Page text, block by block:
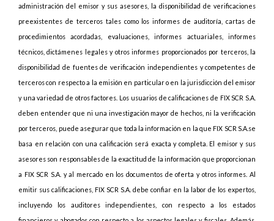
administración del emisor y sus asesores, la disponibilidad de verificaciones
preexistentes de terceros tales como los informes de auditoría, cartas de
procedimientos acordadas, evaluaciones, informes actuariales, informes
técnicos, dictámenes legales y otros informes proporcionados por terceros, la
disponibilidad de fuentes de verificación independientes y competentes de
terceros con respecto a la emisión en particular o en la jurisdicción del emisor
y una variedad de otros factores. Los usuarios de calificaciones de FIX SCR S.A.
deben entender que ni una investigación mayor de hechos, ni la verificación
por terceros, puede asegurar que toda la información en la que FIX SCR S.A.se
basa en relación con una calificación será exacta y completa. El emisor y sus
asesores son responsables de la exactitud de la información que proporcionan
a FIX SCR S.A. y al mercado en los documentos de oferta y otros informes. Al
emitir sus calificaciones, FIX SCR S.A. debe confiar en la labor de los expertos,
incluyendo los auditores independientes, con respecto a los estados